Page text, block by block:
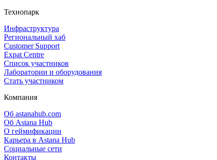
Технопарк
Инфраструктура
Региональный хаб
Customer Support
Expat Centre
Список участников
Лаборатории и оборудования
Стать участником
Компания
Об astanahub.com
Об Astana Hub
О геймификации
Карьера в Astana Hub
Социальные сети
Контакты